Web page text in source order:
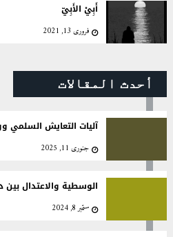
أَبِيْ الأَبِيّ
فروری 13, 2021
أحدث المقالات
آليات التعايش السلمي
جنوری 11, 2025
الوسطية والاعتدال بين
ستمبر 8, 2024